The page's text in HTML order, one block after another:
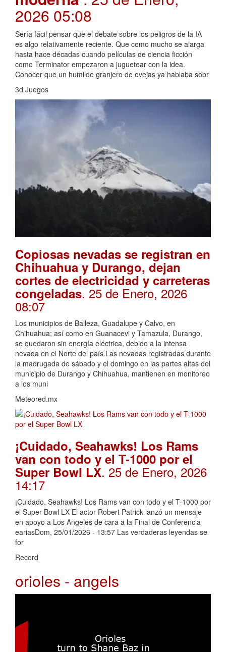
2026 05:08
Sería fácil pensar que el debate sobre los peligros de la IA
es algo relativamente reciente. Que como mucho se alarga
hasta hace décadas cuando películas de ciencia ficción
como Terminator empezaron a juguetear con la idea.
Conocer que un humilde granjero de ovejas ya hablaba sobr
3d Juegos
Copiosas nevadas se registran en
Chihuahua y Durango, dejan
cortes de electricidad y carreteras
congeladas. 25 de Enero, 2026
08:07
Los municipios de Balleza, Guadalupe y Calvo, en
Chihuahua; así como en Guanacevi y Tamazula, Durango,
se quedaron sin energía eléctrica, debido a la intensa
nevada en el Norte del país.Las nevadas registradas durante
la madrugada de sábado y el domingo en las partes altas del
municipio de Durango y Chihuahua, mantienen en monitoreo
a los muni
Meteored.mx
¡Cuidado, Seahawks! Los Rams
van con todo y el T-1000 por el
Super Bowl LX. 25 de Enero, 2026
14:17
¡Cuidado, Seahawks! Los Rams van con todo y el T-1000 por
el Super Bowl LX El actor Robert Patrick lanzó un mensaje
en apoyo a Los Angeles de cara a la Final de Conferencia
eariasDom, 25/01/2026 - 13:57 Las verdaderas leyendas se
for
Record
orioles - angels